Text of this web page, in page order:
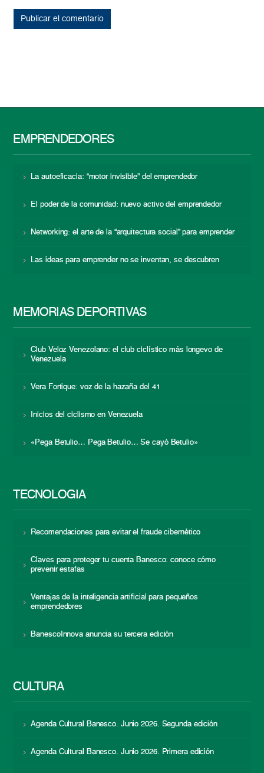
EMPRENDEDORES
La autoeficacia: “motor invisible” del emprendedor
El poder de la comunidad: nuevo activo del emprendedor
Networking: el arte de la “arquitectura social” para emprender
Las ideas para emprender no se inventan, se descubren
MEMORIAS DEPORTIVAS
Club Veloz Venezolano: el club ciclístico más longevo de
Venezuela
Vera Fortique: voz de la hazaña del 41
Inicios del ciclismo en Venezuela
«Pega Betulio… Pega Betulio… Se cayó Betulio»
TECNOLOGÍA
Recomendaciones para evitar el fraude cibernético
Claves para proteger tu cuenta Banesco: conoce cómo
prevenir estafas
Ventajas de la inteligencia artificial para pequeños
emprendedores
BanescoInnova anuncia su tercera edición
CULTURA
Agenda Cultural Banesco. Junio 2026. Segunda edición
Agenda Cultural Banesco. Junio 2026. Primera edición